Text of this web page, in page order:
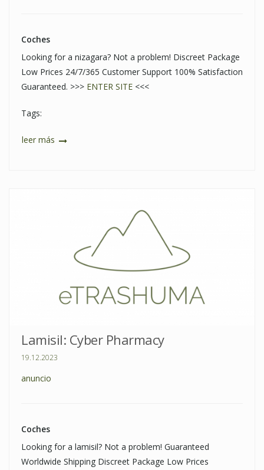
Coches
Looking for a nizagara? Not a problem! Discreet Package
Low Prices 24/7/365 Customer Support 100% Satisfaction
Guaranteed. >>> ENTER SITE <<<
Tags:
leer más
Lamisil: Cyber Pharmacy
19.12.2023
anuncio
Coches
Looking for a lamisil? Not a problem! Guaranteed
Worldwide Shipping Discreet Package Low Prices